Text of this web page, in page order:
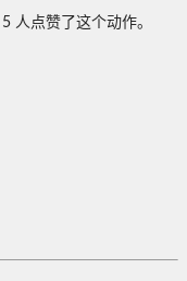
5 人点赞了这个动作。